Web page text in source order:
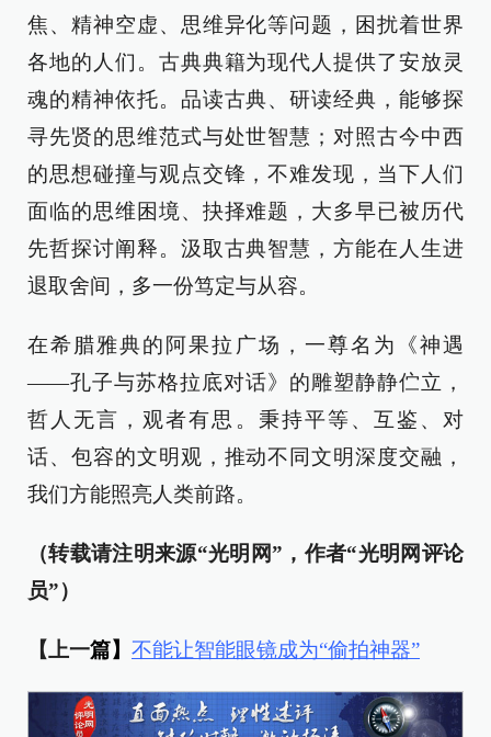
焦、精神空虚、思维异化等问题，困扰着世界
各地的人们。古典典籍为现代人提供了安放灵
魂的精神依托。品读古典、研读经典，能够探
寻先贤的思维范式与处世智慧；对照古今中西
的思想碰撞与观点交锋，不难发现，当下人们
面临的思维困境、抉择难题，大多早已被历代
先哲探讨阐释。汲取古典智慧，方能在人生进
退取舍间，多一份笃定与从容。
在希腊雅典的阿果拉广场，一尊名为《神遇
——孔子与苏格拉底对话》的雕塑静静伫立，
哲人无言，观者有思。秉持平等、互鉴、对
话、包容的文明观，推动不同文明深度交融，
我们方能照亮人类前路。
（转载请注明来源“光明网”，作者“光明网评论
员”）
【上一篇】 不能让智能眼镜成为“偷拍神器”